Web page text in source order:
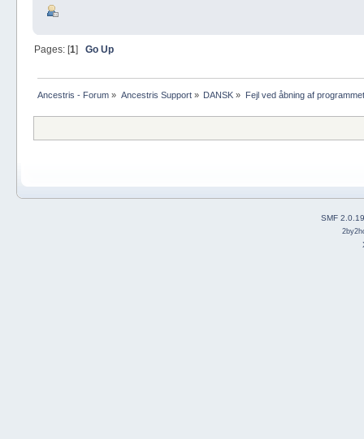
Pages: [1] Go Up
Ancestris - Forum » Ancestris Support» DANSK » Fejl ved åbning af programmet
SMF 2.0.19